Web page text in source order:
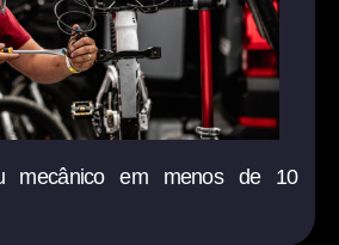
mecânico em menos de 10